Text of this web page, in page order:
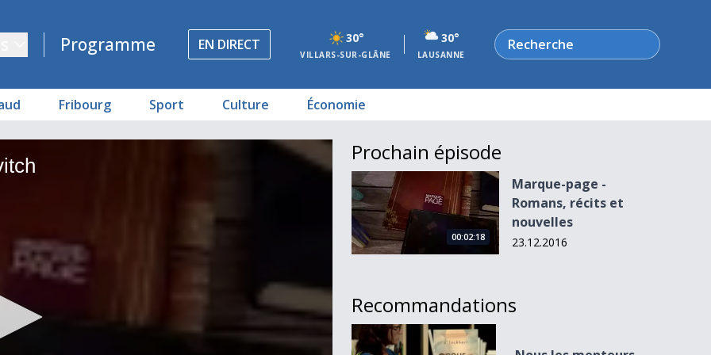
Programme EN DIRECT 30°
VILLARS-SUR-GLÂNE
30°
LAUSANNE
Rechercher
Fribourg Sport Culture Économie
Prochain épisode
Marque-page - Romans, récits et nouvelles
00:02:18
Marque-page -
Romans, récits et
nouvelles
23.12.2016
Recommandations
Nous les menteurs